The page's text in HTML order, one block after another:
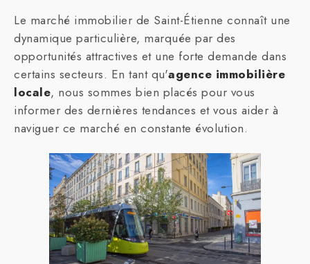
Le marché immobilier de Saint-Étienne connaît une
dynamique particulière, marquée par des
opportunités attractives et une forte demande dans
certains secteurs. En tant qu'agence immobilière
locale, nous sommes bien placés pour vous
informer des dernières tendances et vous aider à
naviguer ce marché en constante évolution.